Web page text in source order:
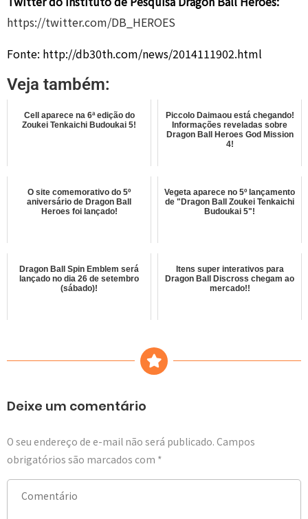
https://twitter.com/DB_HEROES
Fonte: http://db30th.com/news/2014111902.html
Veja também:
Cell aparece na 6ª edição do
Zoukei Tenkaichi Budoukai 5!
Piccolo Daimaou está chegando!
Informações reveladas sobre
Dragon Ball Heroes God Mission
4!
O site comemorativo do 5º
aniversário de Dragon Ball
Heroes foi lançado!
Vegeta aparece no 5º lançamento
de "Dragon Ball Zoukei Tenkaichi
Budoukai 5"!
Dragon Ball Spin Emblem será
lançado no dia 26 de setembro
(sábado)!
Itens super interativos para
Dragon Ball Discross chegam ao
mercado!!
Deixe um comentário
O seu endereço de e-mail não será publicado. Campos
obrigatórios são marcados com *